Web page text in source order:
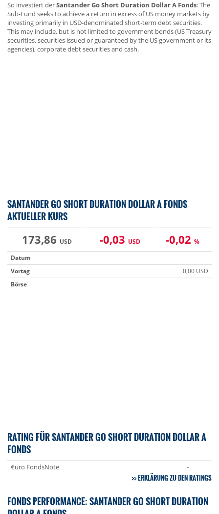
So investiert derSantander Go Short Duration Dollar A Fonds: The
Sub-Fund seeks to achieve a return in excess of US money markets by
investing primarily in USD-denominated short-term debt securities.
This may include, but is not limited to government bonds (US Treasury
securities, securities issued or guaranteed by the US government or its
agencies), corporate debt securities and cash.
SANTANDER GO SHORT DURATION DOLLAR A FONDS
AKTUELLER KURS
173,86 USD -0,03 USD -0,02 %
Datum
Vortag
0,00 USD
Börse
RATING FÜR SANTANDER GO SHORT DURATION DOLLAR A
FONDS
€uro FondsNote -
ERKLÄRUNG ZU DEN RATINGS
FONDS PERFORMANCE: SANTANDER GO SHORT DURATION